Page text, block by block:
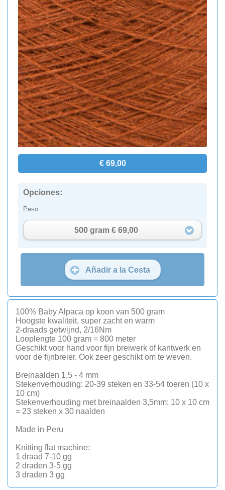
€ 69,00
Opciones:
Peso:
500 gram € 69,00
Añadir a la Cesta
100% Baby Alpaca op koon van 500 gram
Hoogste kwaliteit, super zacht en warm
2-draads getwijnd, 2/16Nm
Looplengte 100 gram = 800 meter
Geschikt voor hand voor fijn breiwerk of kantwerk en
voor de fijnbreier. Ook zeer geschikt om te weven.
Breinaalden 1,5 - 4 mm
Stekenverhouding: 20-39 steken en 33-54 toeren (10 x
10 cm)
Stekenverhouding met breinaalden 3,5mm: 10 x 10 cm
= 23 steken x 30 naalden
Made in Peru
Knitting flat machine:
1 draad 7-10 gg
2 draden 3-5 gg
3 draden 3 gg